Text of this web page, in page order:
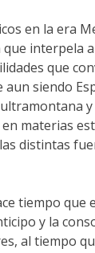
en la era
interpela
que
siendo
materias
distintas
tiempo
y la
al tiempo